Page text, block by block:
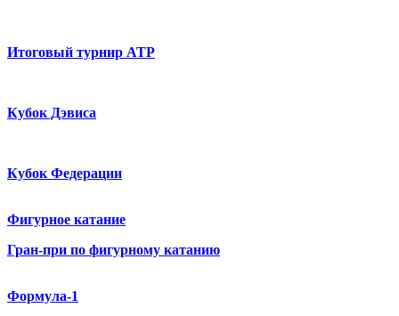
Итоговый турнир ATP
Кубок Дэвиса
Кубок Федерации
Фигурное катание
Гран-при по фигурному катанию
Формула-1